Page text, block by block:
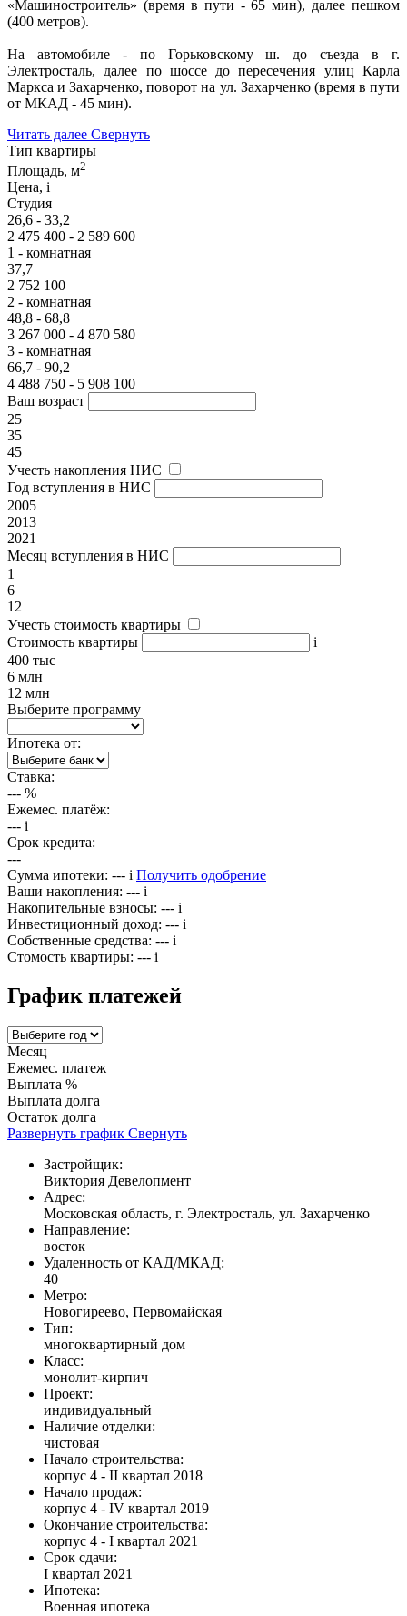
«Машиностроитель» (время в пути - 65 мин), далее пешком
(400 метров).
На автомобиле - по Горьковскому ш. до съезда в г.
Электросталь, далее по шоссе до пересечения улиц Карла
Маркса и Захарченко, поворот на ул. Захарченко (время в пути
от МКАД - 45 мин).
Читать далее Свернуть
Тип квартиры
Площадь, м2
Цена, i
Студия
26,6 - 33,2
2 475 400 - 2 589 600
1 - комнатная
37,7
2 752 100
2 - комнатная
48,8 - 68,8
3 267 000 - 4 870 580
3 - комнатная
66,7 - 90,2
4 488 750 - 5 908 100
Ваш возраст
25
35
45
Учесть накопления НИС
Год вступления в НИС
2005
2013
2021
Месяц вступления в НИС
1
6
12
Учесть стоимость квартиры
Стоимость квартиры
i
400 тыс
6 млн
12 млн
Выберите программу
Ипотека от:
Ставка:
--- %
Ежемес. платёж:
--- i
Срок кредита:
---
Сумма ипотеки: --- i Получить одобрение
Ваши накопления: --- i
Накопительные взносы: --- i
Инвестиционный доход: --- i
Собственные средства: --- i
Стомость квартиры: --- i
График платежей
Месяц
Ежемес. платеж
Выплата %
Выплата долга
Остаток долга
Развернуть график Свернуть
Застройщик:
Виктория Девелопмент
Адрес:
Московская область, г. Электросталь, ул. Захарченко
Направление:
восток
Удаленность от КАД/МКАД:
40
Метро:
Новогиреево, Первомайская
Тип:
многоквартирный дом
Класс:
монолит-кирпич
Проект:
индивидуальный
Наличие отделки:
чистовая
Начало строительства:
корпус 4 - II квартал 2018
Начало продаж:
корпус 4 - IV квартал 2019
Окончание строительства:
корпус 4 - I квартал 2021
Срок сдачи:
I квартал 2021
Ипотека:
Военная ипотека